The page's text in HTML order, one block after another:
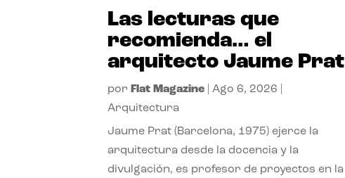
Las lecturas que
recomienda… el
arquitecto Jaume Prat
por Flat Magazine |Ago 6, 2026
Arquitectura
Jaume Prat (Barcelona, 1975) ejerce la
arquitectura desde la docencia y la
divulgación, es profesor de proyectos en la